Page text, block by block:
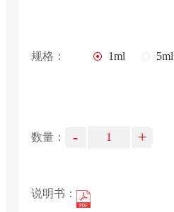
规格： 1ml 5ml
数量： - +
说明书：